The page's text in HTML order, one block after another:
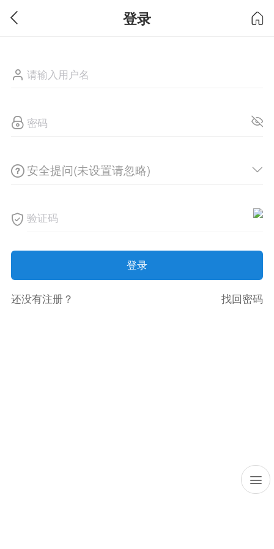
登录
安全提问(未设置请忽略)
登录
还没有注册？ 找回密码